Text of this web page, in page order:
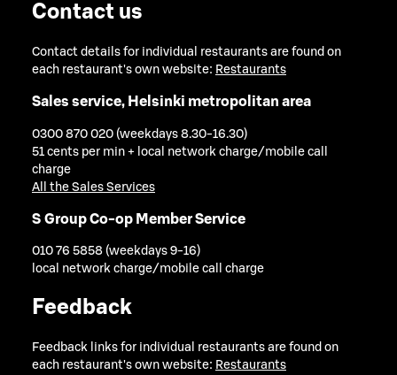
Contact us
Contact details for individual restaurants are found on
each restaurant's own website: Restaurants
Sales service, Helsinki metropolitan area
0300 870 020 (weekdays 8.30-16.30)
51 cents per min + local network charge/mobile call
charge
All the Sales Services
S Group Co-op Member Service
010 76 5858 (weekdays 9-16)
local network charge/mobile call charge
Feedback
Feedback links for individual restaurants are found on
each restaurant's own website: Restaurants